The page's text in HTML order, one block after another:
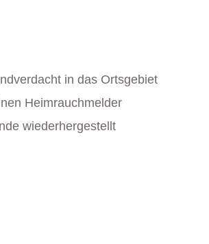
in das Ortsgebiet
Heimrauchmelder
wiederhergestellt